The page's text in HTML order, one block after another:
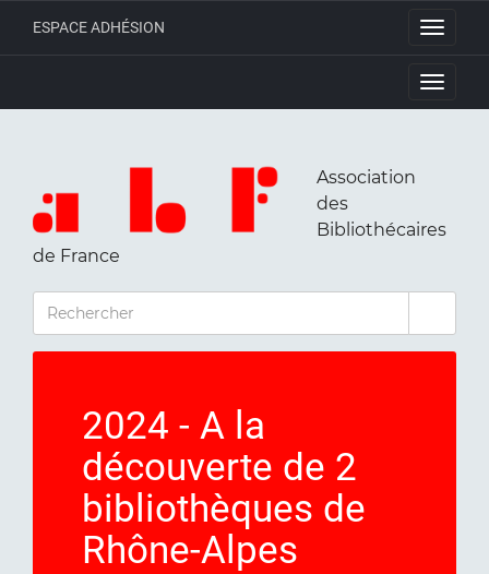
Toggle
ESPACE ADHÉSION
Toggle
Association
des
Bibliothécaires
de France
RECHERCHER
2024 - A la
découverte de 2
bibliothèques de
Rhône-Alpes